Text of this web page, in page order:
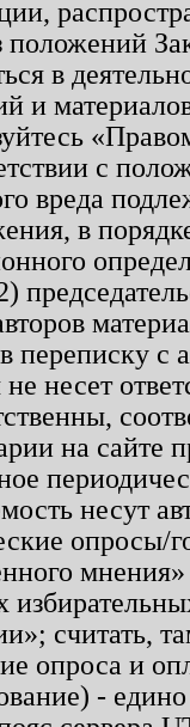
положений
в
и
с
вреда
в
переписку с
несет
на сайте
несут
опросы/
считать,
опроса и
-